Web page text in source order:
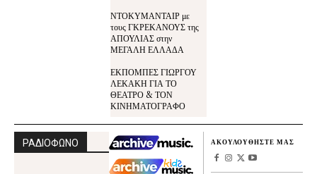
ΝΤΟΚΥΜΑΝΤΑΙΡ με
τους ΓΚΡΕΚΑΝΟΥΣ της
ΑΠΟΥΛΙΑΣ στην
ΜΕΓΑΛΗ ΕΛΛΑΔΑ
ΕΚΠΟΜΠΕΣ ΓΙΩΡΓΟΥ
ΛΕΚΑΚΗ ΓΙΑ ΤΟ
ΘΕΑΤΡΟ & ΤΟΝ
ΚΙΝΗΜΑΤΟΓΡΑΦΟ
ΡΑΔΙΟΦΩΝΟ ΑΚΟΥΛΟΥΘΗΣΤΕ ΜΑΣ